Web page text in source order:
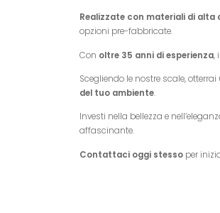
Realizzate con materiali di
opzioni pre-fabbricate.
Con oltre 35 anni di esperienza,
Scegliendo le nostre scale, otterrai
del tuo ambiente.
Investi nella bellezza e
affascinante.
Contattaci oggi stesso per